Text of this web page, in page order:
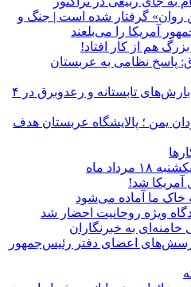
گرفتار شده است | جنگ و
آمریکا را می‌بلعند
هم از کار افتاد!
پاسخ نظامی به عربستان
هشدار هواشناسی: تداوم بارش‌های تابستانه و رعدوبرق در ۴
یمن ؛ پالایشگاه عربستان هدف
ماه
آمریکا شد!
خاک ما آماده می‌شود
ویژه روحانیت احضار شد
خامنه‌ای به خبرنگاران
اعضای دفتر رئیس‌جمهور